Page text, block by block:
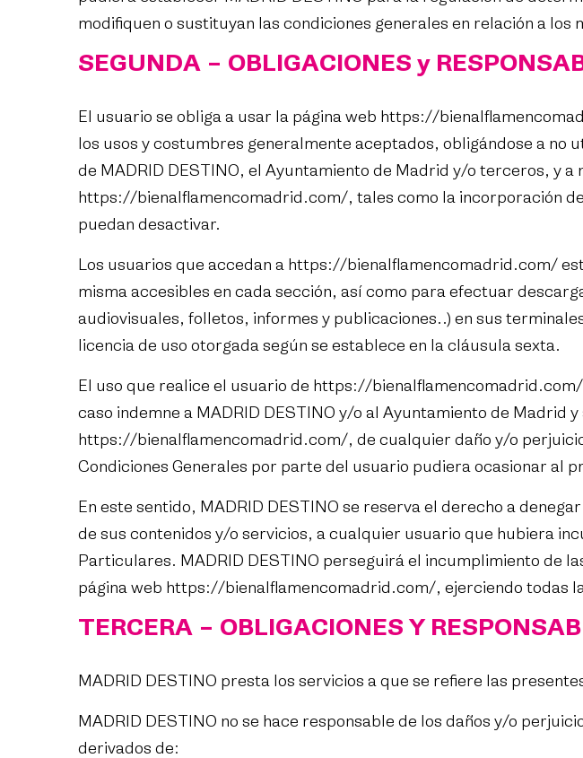
modifiquen o sustituyan las condiciones generales en relación a los
SEGUNDA – OBLIGACIONES y
El usuario se obliga a usar la página web https://
los usos y costumbres generalmente aceptados, obligándose a no
de MADRID DESTINO, el Ayuntamiento de Madrid y/o terceros, y
https://bienalflamencomadrid.com/, tales como la incorporación
puedan desactivar.
Los usuarios que accedan a https://bienalflamencomadrid.com/
misma accesibles en cada sección, así como para efectuar
audiovisuales, folletos, informes y publicaciones..) en sus
licencia de uso otorgada según se establece en la cláusula sexta.
El uso que realice el usuario de https://bienalflamencomadrid.com/
caso indemne a MADRID DESTINO y/o al Ayuntamiento de Madrid
https://bienalflamencomadrid.com/, de cualquier daño y/o
Condiciones Generales por parte del usuario pudiera ocasionar al
En este sentido, MADRID DESTINO se reserva el derecho a
de sus contenidos y/o servicios, a cualquier usuario que hubiera
Particulares. MADRID DESTINO perseguirá el incumplimiento de
página web https://bienalflamencomadrid.com/, ejerciendo todas
TERCERA – OBLIGACIONES Y
MADRID DESTINO presta los servicios a que se refiere las
MADRID DESTINO no se hace responsable de los daños y/o
derivados de: